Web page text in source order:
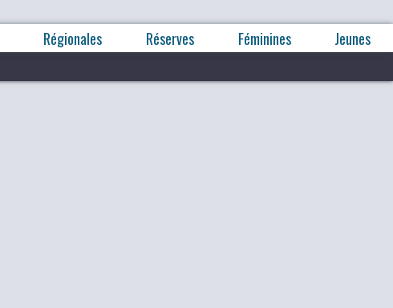
Régionales Réserves Féminines Jeunes